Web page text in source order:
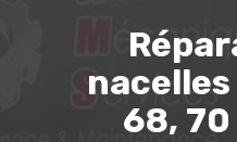
nacelles
68, 70